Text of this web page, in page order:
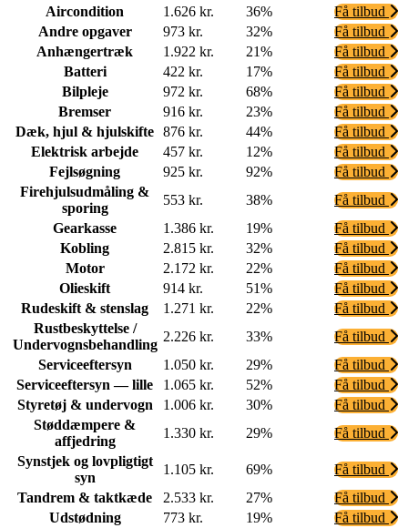
Aircondition
1.626 kr. 36%
Få tilbud
Andre opgaver
973 kr. 32%
Få tilbud
Anhængertræk
1.922 kr. 21%
Få tilbud
Batteri
422 kr. 17%
Få tilbud
Bilpleje
972 kr. 68%
Få tilbud
Bremser
916 kr. 23%
Få tilbud
Dæk, hjul & hjulskifte 876 kr. 44%
Få tilbud
Elektrisk arbejde
457 kr. 12%
Få tilbud
Fejlsøgning
925 kr. 92%
Få tilbud
Firehjulsudmåling &
sporing
553 kr. 38%
Få tilbud
Gearkasse
1.386 kr. 19%
Få tilbud
Kobling
2.815 kr. 32%
Få tilbud
Motor
2.172 kr. 22%
Få tilbud
Olieskift
914 kr. 51%
Få tilbud
Rudeskift & stenslag
1.271 kr. 22%
Få tilbud
Rustbeskyttelse /
Undervognsbehandling
2.226 kr. 33%
Få tilbud
Serviceeftersyn
1.050 kr. 29%
Få tilbud
Serviceeftersyn — lille
1.065 kr. 52%
Få tilbud
Styretøj & undervogn
1.006 kr. 30%
Få tilbud
Støddæmpere &
affjedring
1.330 kr. 29%
Få tilbud
Synstjek og lovpligtigt
syn
1.105 kr. 69%
Få tilbud
Tandrem & taktkæde
2.533 kr. 27%
Få tilbud
Udstødning
773 kr. 19%
Få tilbud